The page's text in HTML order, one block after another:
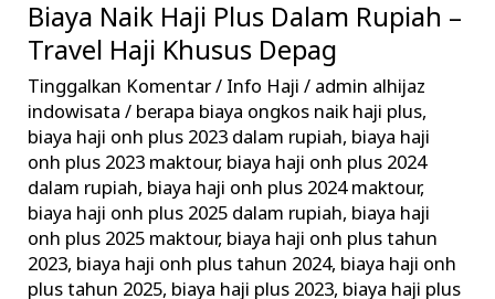
Biaya Naik Haji Plus Dalam Rupiah –
Travel Haji Khusus Depag
Tinggalkan Komentar/ Info Haji / admin alhijaz
indowisata/ berapa biaya ongkos naik haji plus,
biaya haji onh plus 2023 dalam rupiah, biaya haji
onh plus 2023 maktour, biaya haji onh plus 2024
dalam rupiah, biaya haji onh plus 2024 maktour,
biaya haji onh plus 2025 dalam rupiah, biaya haji
onh plus 2025 maktour, biaya haji onh plus tahun
2023, biaya haji onh plus tahun 2024, biaya haji onh
plus tahun 2025, biaya haji plus 2023, biaya haji plus
Biaya
Naik
Haji
Plus
Dalam
Rupiah
–
Travel
Haji
Khusus